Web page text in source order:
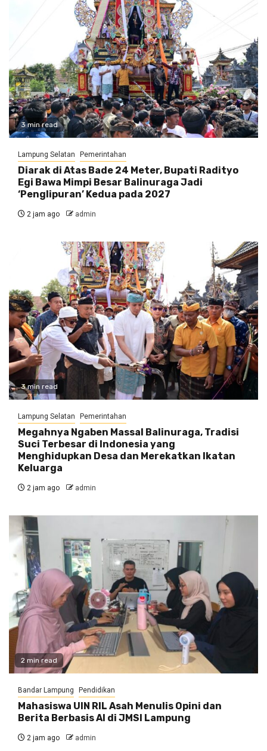
3 min read
Lampung Selatan Pemerintahan
Diarak di Atas Bade 24 Meter, Bupati Radityo
Egi Bawa Mimpi Besar Balinuraga Jadi
‘Penglipuran’ Kedua pada 2027
2 jam ago admin
3 min read
Lampung Selatan Pemerintahan
Megahnya Ngaben Massal Balinuraga, Tradisi
Suci Terbesar di Indonesia yang
Menghidupkan Desa dan Merekatkan Ikatan
Keluarga
2 jam ago admin
2 min read
Bandar Lampung Pendidikan
Mahasiswa UIN RIL Asah Menulis Opini dan
Berita Berbasis AI di JMSI Lampung
2 jam ago admin